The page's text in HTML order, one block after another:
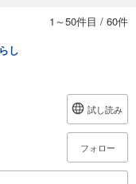
1～50件目 / 60件
し
試し読み
フォロー